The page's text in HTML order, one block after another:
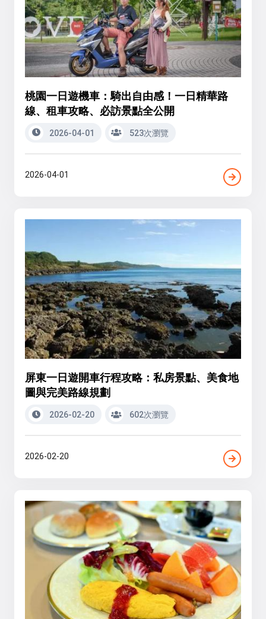
桃園一日遊機車：騎出自由感！一日精華路
線、租車攻略、必訪景點全公開
2026-04-01 523次瀏覽
2026-04-01
屏東一日遊開車行程攻略：私房景點、美食地
圖與完美路線規劃
2026-02-20 602次瀏覽
2026-02-20